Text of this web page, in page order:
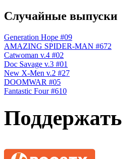
Случайные выпуски
Generation Hope #09
AMAZING SPIDER-MAN #672
Catwoman v.4 #02
Doc Savage v.3 #01
New X-Men v.2 #27
DOOMWAR #05
Fantastic Four #610
Поддержать